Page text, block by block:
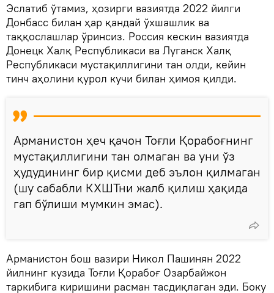
Эслатиб ўтамиз, ҳозирги вазиятда 2022 йилги
Донбасс билан ҳар қандай ўхшашлик ва
таққослашлар ўринсиз. Россия кескин вазиятда
Донецк Халқ Республикаси ва Луганск Халқ
Республикаси мустақиллигини тан олди, кейин
тинч аҳолини қурол кучи билан ҳимоя қилди.
Арманистон ҳеч қачон Тоғли Қорабоғнинг
мустақиллигини тан олмаган ва уни ўз
ҳудудининг бир қисми деб эълон қилмаган
(шу сабабли КХШТни жалб қилиш ҳақида
гап бўлиши мумкин эмас).
Арманистон бош вазири Никол Пашинян 2022
йилнинг кузида Тоғли Қорабоғ Озарбайжон
таркибига киришини расман тасдиқлаган эди. Боку